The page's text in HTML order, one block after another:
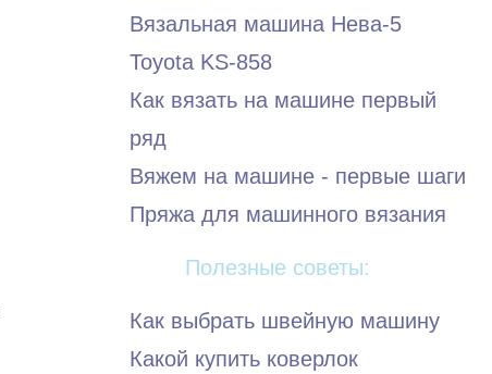
Вязальная машина Нева-5
Toyota KS-858
Как вязать на машине первый
ряд
Вяжем на машине - первые шаги
Пряжа для машинного вязания
Полезные советы:
Как выбрать швейную машину
Какой купить коверлок